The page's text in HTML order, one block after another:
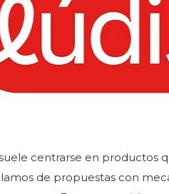
centrarse en productos
de propuestas con